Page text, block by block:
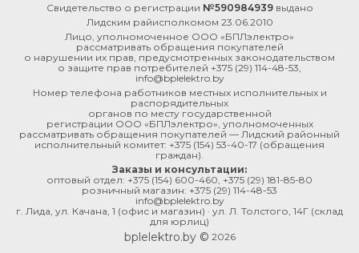
Свидетельство о регистрации №590984939выдано
Лидским райисполкомом 23.06.2010
Лицо, уполномоченное ООО «БПЛэлектро»
рассматривать обращения покупателей
о нарушении их прав, предусмотренных законодательством
о защите прав потребителей +375 (29) 114-48-53
info@bplelektro.by
Номер телефона работников местных исполнительных и
распорядительных
органов по месту государственной
регистрации ООО «БПЛэлектро», уполномоченных
рассматривать обращения покупателей — Лидский районный
исполнительный комитет: +375 (154) 53-40-17 (обращения
граждан).
Заказы и консультации:
оптовый отдел: +375 (154) 600-460 +375 (29) 181-85-80
розничный магазин: +375 (29) 114-48-53
info@bplelektro.by
г. Лида, ул. Качана, 1 (офис и магазин) · ул. Л. Толстого, 14Г (склад
для юрлиц)
bplelektro.by © 2026